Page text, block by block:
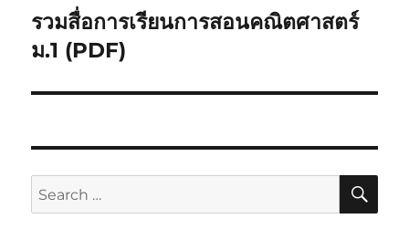
รวมสื่อการเรียนการสอนคณิตศาสตร์
ม.1 (PDF)